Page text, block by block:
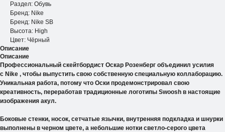
Раздел: Обувь
Бренд: Nike
Бренд: Nike SB
Высота: Нigh
Цвет: Чёрный
Описание
Описание
Профессиональный скейтбордист Оскар Розенберг объединил усилия
с Nike , чтобы выпустить свою собственную специальную коллаборацию.
Уникальная работа, потому что Оски продемонстрировал свою
креативность, переработав традиционные логотипы Swoosh в настоящие
изображения акул.
Боковые стенки, носок, сетчатые язычки, внутренняя подкладка и шнурки
выполнены в черном цвете, а небольшие нотки светло-серого цвета